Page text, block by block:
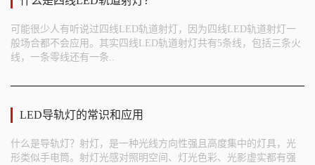
可能很少人有听说过四线LED轨道射灯，因为四线LED轨道射灯一
般场合都不会应用。其实四线LED轨道射灯共有5条线，包括三条火
线，一条零线还有一条..
LED导轨灯的常识和应用
什么是导轨灯？射灯，是一种光线方向性强且高度集中的灯具，光
形类似手电筒。射灯光感对照明空间、灯光色彩、光影虚实都有强